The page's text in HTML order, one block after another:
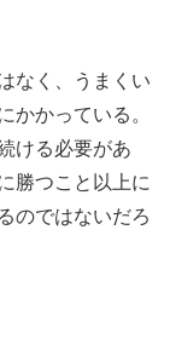
なく、うまくい
かかっている。
ける必要があ
勝つこと以上に
のではないだろ